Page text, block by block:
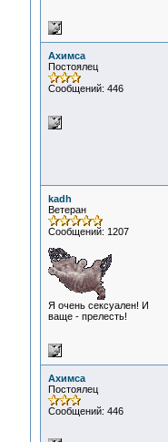
Ахимса
Постоялец
Сообщений: 446
kadh
Ветеран
Сообщений: 1207
Я очень сексуален! И
ваще - прелесть!
Ахимса
Постоялец
Сообщений: 446